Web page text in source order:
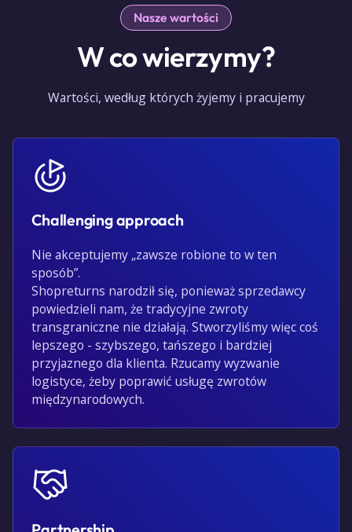
Nasze wartości
W co wierzymy?
Wartości, według których żyjemy i pracujemy
Challenging approach
Nie akceptujemy „zawsze robione to w ten
sposób”.
Shopreturns narodził się, ponieważ sprzedawcy
powiedzieli nam, że tradycyjne zwroty
transgraniczne nie działają. Stworzyliśmy więc coś
lepszego - szybszego, tańszego i bardziej
przyjaznego dla klienta. Rzucamy wyzwanie
logistyce, żeby poprawić usługę zwrotów
międzynarodowych.